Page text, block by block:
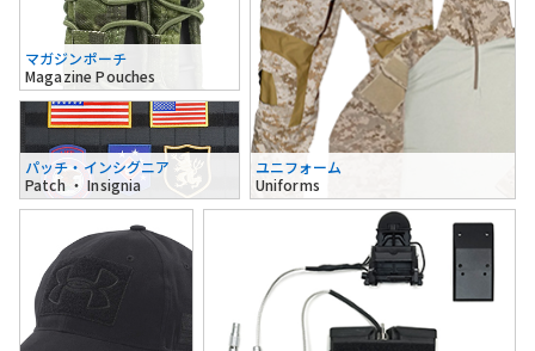
マガジンポーチ
Magazine Pouches
パッチ・インシグニア
Patch ・ Insignia
ユニフォーム
Uniforms